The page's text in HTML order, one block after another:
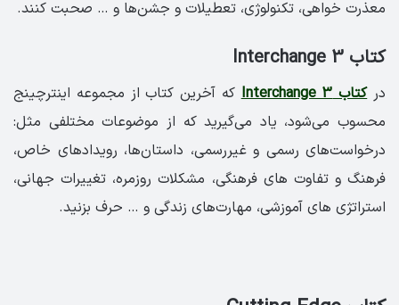
معذرت خواهی، تکنولوژی، تعطیلات و جشن‌ها و … صحبت کنند.
کتاب Interchange 3
درکتاب Interchange 3
که آخرین کتاب از مجموعه اینترچینج
محسوب می‌شود، یاد می‌گیرید که از موضوعات مختلفی مثل:
درخواست‌های رسمی و غیررسمی، داستان‌ها، رویدادهای خاص،
فرهنگ و تفاوت های فرهنگی، مشکلات روزمره، تغییرات جهانی،
استراتژی های آموزشی، مهارت‌های زندگی و … حرف بزنید.